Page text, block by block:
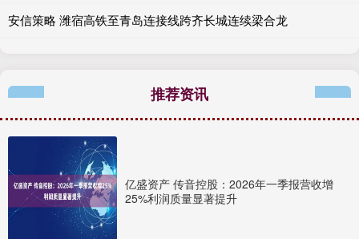
安信策略 潍宿高铁至青岛连接线跨齐长城连续梁合龙
推荐资讯
亿盛资产 传音控股：2026年一季报营收增
25%利润质量显著提升